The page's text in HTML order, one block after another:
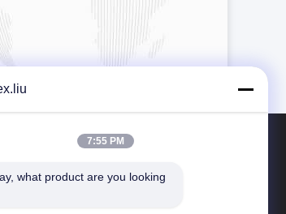
Orient New
Co.,Ltd
7:55 PM
what product are you looking